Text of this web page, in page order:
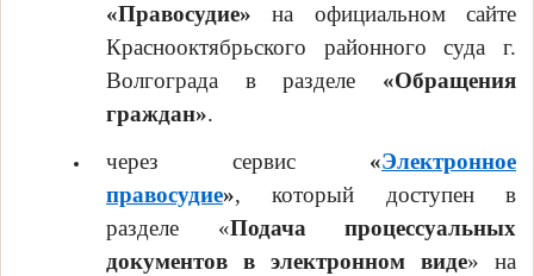
«Правосудие» на официальном сайте
Краснооктябрьского районного суда г.
Волгограда в разделе «Обращения
граждан».
через сервис «Электронное
правосудие», который доступен в
разделе «Подача процессуальных
документов в электронном виде» на